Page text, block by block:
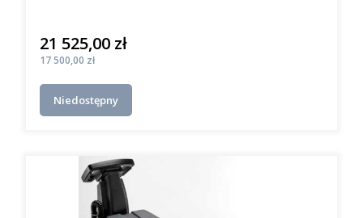
Cena
21 525,00 zł
Cena
17 500,00 zł
Niedostępny